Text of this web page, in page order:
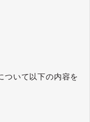
ついて以下の内容を